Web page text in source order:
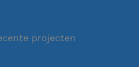
projecten